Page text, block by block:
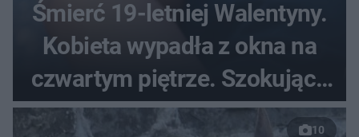
Śmierć 19-letniej Walentyny.
Kobieta wypadła z okna na
czwartym piętrze. Szokujące
nagranie trafiło do sieci
10